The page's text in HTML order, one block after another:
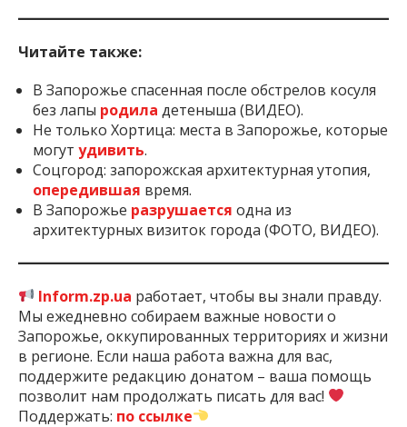
Читайте также:
В Запорожье спасенная после обстрелов косуля
без лапы родила детеныша (ВИДЕО).
Не только Хортица: места в Запорожье, которые
могут удивить.
Соцгород: запорожская архитектурная утопия,
опередившая время.
В Запорожье разрушается одна из
архитектурных визиток города (ФОТО, ВИДЕО).
Inform.zp.ua работает, чтобы вы знали правду.
Мы ежедневно собираем важные новости о
Запорожье, оккупированных территориях и жизни
в регионе. Если наша работа важна для вас,
поддержите редакцию донатом – ваша помощь
позволит нам продолжать писать для вас!
Поддержать: по ссылке